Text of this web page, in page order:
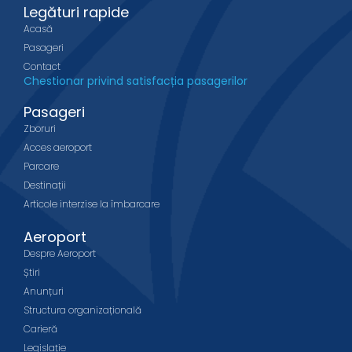
Legături rapide
Acasă
Pasageri
Contact
Chestionar privind satisfacția pasagerilor
Pasageri
Zboruri
Acces aeroport
Parcare
Destinații
Articole interzise la îmbarcare
Aeroport
Despre Aeroport
Știri
Anunțuri
Structura organizațională
Carieră
Legislație